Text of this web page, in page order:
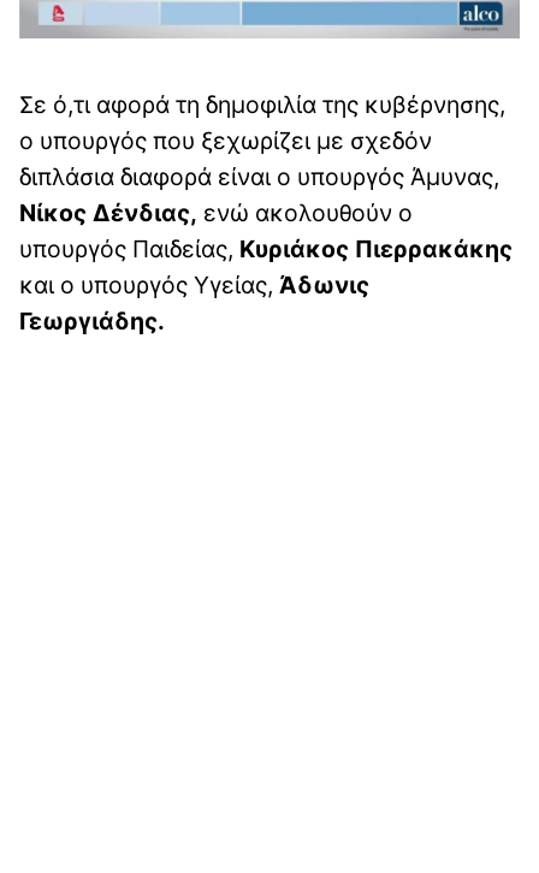
Σε ό,τι αφορά τη δημοφιλία της κυβέρνησης,
ο υπουργός που ξεχωρίζει με σχεδόν
διπλάσια διαφορά είναι ο υπουργός Άμυνας,
Νίκος Δένδιας, ενώ ακολουθούν ο
υπουργός Παιδείας, Κυριάκος Πιερρακάκης
και ο υπουργός Υγείας, Άδωνις
Γεωργιάδης.